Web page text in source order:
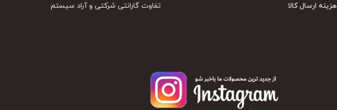
تفاوت گارانتی شرکتی و آراد سیستم
هزینه ارسال کالا